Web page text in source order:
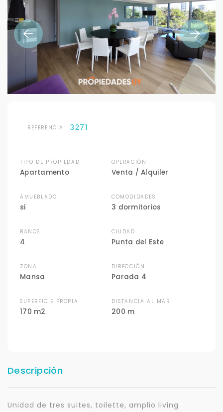
REFERENCIA: 3271
TIPO DE PROPIEDAD
Apartamento
OPERACIÓN
Venta / Alquiler
AMUEBLADO
si
COMODIDADES
3 dormitorios
BAÑOS
4
CIUDAD
Punta del Este
ZONA
Mansa
DIRECCIÓN
Parada 4
SUPERFICIE PROPIA
170 m2
DISTANCIA AL MAR
200 m
Descripción
Unidad de tres suites, toilette, amplio living